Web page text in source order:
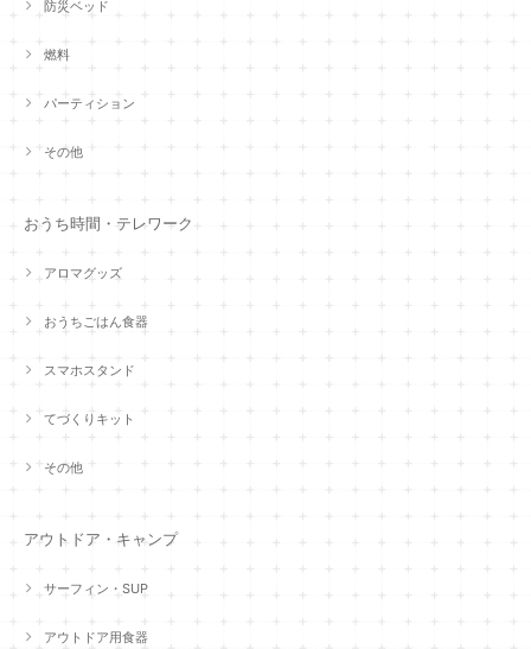
防災ベッド
燃料
パーティション
その他
おうち時間・テレワーク
アロマグッズ
おうちごはん食器
スマホスタンド
てづくりキット
その他
アウトドア・キャンプ
サーフィン・SUP
アウトドア用食器